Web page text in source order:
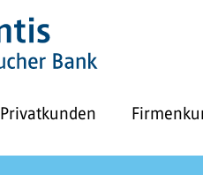
Privatkunden